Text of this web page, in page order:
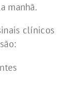
manhã.
clínicos